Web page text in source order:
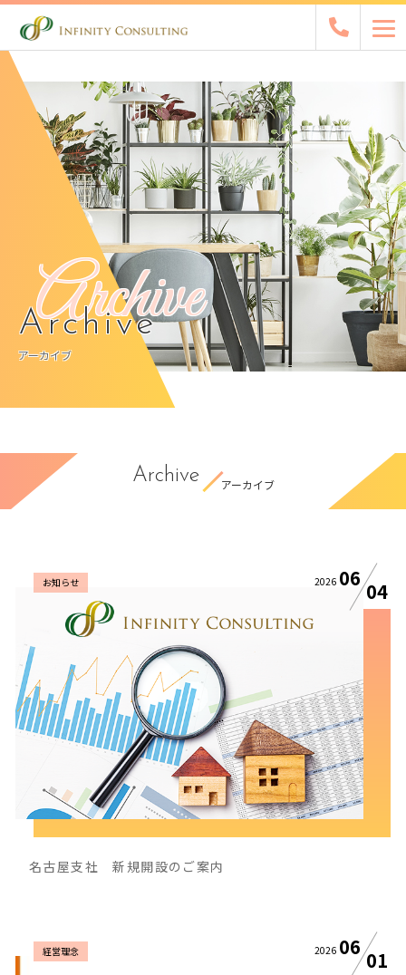
Archive
Archive
アーカイブ
Archive
アーカイブ
お知らせ 2026 06
04
名古屋支社 新規開設のご案内
経営理念 2026 06
01